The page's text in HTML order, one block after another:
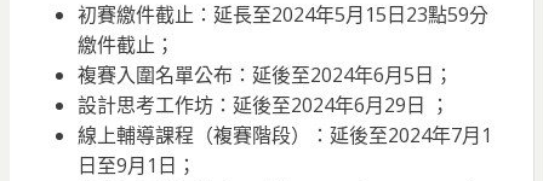
初賽繳件截止：延長至2024年5月15日23點59分
繳件截止；
複賽入圍名單公布：延後至2024年6月5日；
設計思考工作坊：延後至2024年6月29日 ；
線上輔導課程（複賽階段）：延後至2024年7月1
日至9月1日；